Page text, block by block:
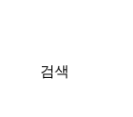
검색